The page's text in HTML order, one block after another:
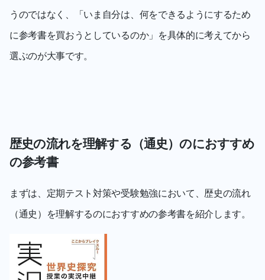
うのではなく、「いま自分は、何をできるようにするため
に参考書を買おうとしているのか」を具体的に考えてから
選ぶのが大事です。
歴史の流れを理解する（通史）のにおすすめ
の参考書
まずは、定期テスト対策や受験勉強において、歴史の流れ
（通史）を理解するのにおすすめの参考書を紹介します。